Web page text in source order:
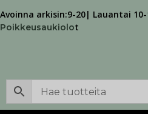
Avoinna arkisin:9-20| Lauantai
Poikkeusaukiolot